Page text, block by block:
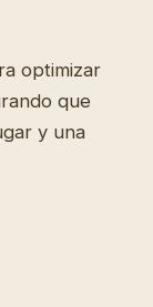
optimizar
que
y una